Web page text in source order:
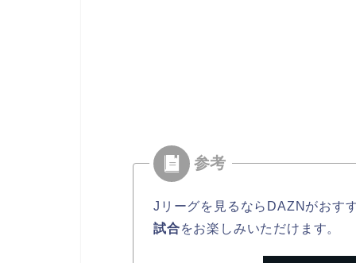
Jリーグを見るならDAZNがおす
試合をお楽しみいただけます。